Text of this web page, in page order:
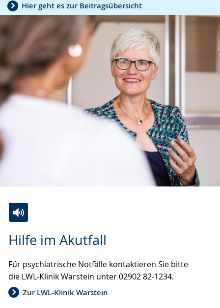
Hier geht es zur Beitragsübersicht
Hilfe im Akutfall
Für psychiatrische Notfälle kontaktieren Sie bitte
die LWL-Klinik Warstein unter 02902 82-1234.
Zur LWL-Klinik Warstein
Leichten
wechseln.
Audio-
Video
Deutscher
Gebärdensprache
wird